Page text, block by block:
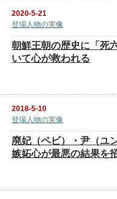
2020-5-21
登場人物の実像
朝鮮王朝の歴史に「死
いて心が救われる
2018-5-10
登場人物の実像
廃妃（ペビ）・尹（ユ
嫉妬心が最悪の結果を